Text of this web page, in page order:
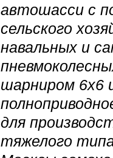
автошасси с
сельского
навальных и
шарниром 6х6
для
тяжелого